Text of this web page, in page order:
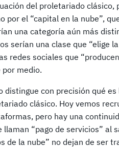
del proletariado clásico,
por el “capital en la nube”,
una categoría aún más
serían una clase que “elige
redes sociales que
medio.
distingue con precisión qué
clásico. Hoy vemos
pero hay una
“pago de servicios” al
de la nube” no dejan de ser